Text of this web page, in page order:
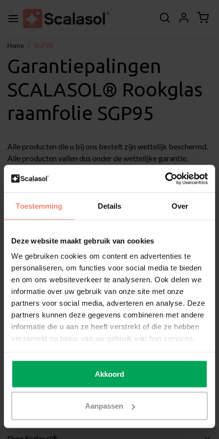
Toestemming Details Over
Deze website maakt gebruik van cookies
We gebruiken cookies om content en advertenties te
personaliseren, om functies voor social media te bieden
en om ons websiteverkeer te analyseren. Ook delen we
informatie over uw gebruik van onze site met onze
partners voor social media, adverteren en analyse. Deze
partners kunnen deze gegevens combineren met andere
informatie die u aan ze heeft verstrekt of die ze hebben
verzameld op basis van uw gebruik van hun services.
Akkoord
Aanpassen
Home SGP95
Garantiepalingen
SCALASOL® Rookglas
raamfolie SGP95
Alle producten die u bij ons bestelt zijn wettelijk beschermd.
Alle producten vallen dus onder de wettelijke garantie.
De wettelijke garantie houdt in dat een product is of moet
doen wat de consument er redelijkerwijs van mag
Garantiebepalingen SCALASOL® SGP95:
Item: Download: Bestandsextensie:
SGP95
downloaden.
Verwerkings-/montageadvies
Alle producten moeten worden gemonteerd volgens de
officiële SCALASOL® raamfolie plakinstructie
Worden onze handleidingen en instructies niet gevolgd, dan
kan er geen aanspraak gemaakt worden op garantie.
producten valt niet onder onze garantie.
Als uw product schade heeft opgelopen door een derden of